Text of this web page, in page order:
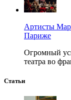
Артисты
Париже
Огромный
театра во
Статьи